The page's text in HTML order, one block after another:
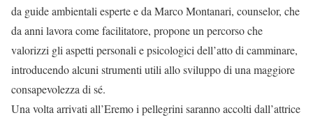
da guide ambientali esperte e da Marco Montanari, counselor, che
da anni lavora come facilitatore, propone un percorso che
valorizzi gli aspetti personali e psicologici dell’atto di camminare,
introducendo alcuni strumenti utili allo sviluppo di una maggiore
consapevolezza di sé.
Una volta arrivati all’Eremo i pellegrini saranno accolti dall’attrice